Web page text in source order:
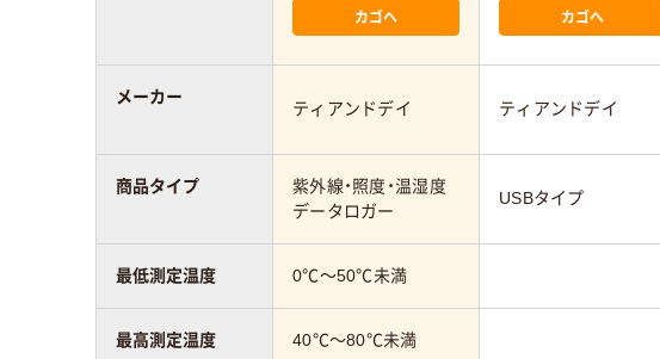
カゴへ カゴへ
ティアンドデイ ティアンドデイ
紫外線・照度・温湿度
データロガー
USBタイプ
0℃～50℃未満
40℃～80℃未満
メーカー
商品タイプ
最低測定温度
最高測定温度